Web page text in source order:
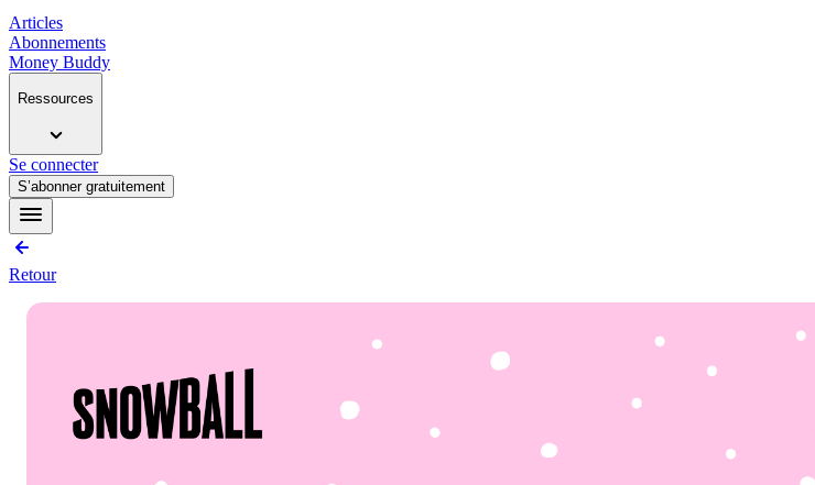
Articles
Abonnements
Money Buddy
Ressources
Se connecter
S’abonner gratuitement
Retour